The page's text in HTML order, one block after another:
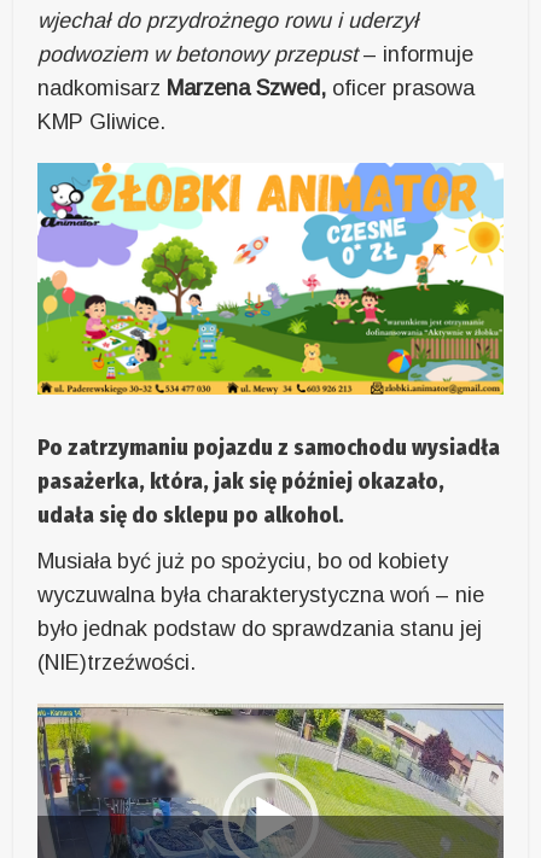
wjechał do przydrożnego rowu i uderzył
podwoziem w betonowy przepust– informuje
nadkomisarz Marzena Szwed, oficer prasowa
KMP Gliwice.
Po zatrzymaniu pojazdu z samochodu wysiadła
pasażerka, która, jak się później okazało,
udała się do sklepu po alkohol.
Musiała być już po spożyciu, bo od kobiety
wyczuwalna była charakterystyczna woń – nie
było jednak podstaw do sprawdzania stanu jej
(NIE)trzeźwości.
Odtwarzacz
video